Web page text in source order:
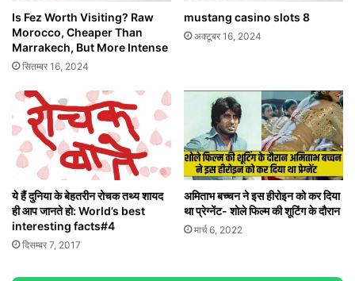
Is Fez Worth Visiting? Raw
Morocco, Cheaper Than
Marrakech, But More Intense
सितम्बर 16, 2024
mustang casino slots 8
अक्टूबर 16, 2024
ये हैं दुनिया के बेहतरीन रोचक तथ्य शायद
ही आप जानते हो: World’s best
interesting facts#4
दिसम्बर 7, 2017
अमिताभ बच्चन ने इस हीरोइन को कर दिया
था प्रेग्नेंट- शोले फिल्म की शूटिंग के दौरान
मार्च 6, 2022